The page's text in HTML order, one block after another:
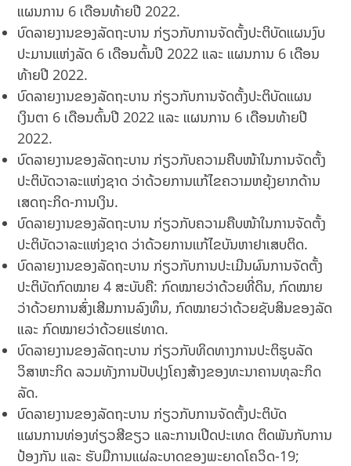
ແຜນການ 6 ເດືອນທ້າຍປີ 2022.
ບົດລາຍງານຂອງລັດຖະບານ ກ່ຽວກັບການຈັດຕັ້ງປະຕິບັດແຜນງົບ
ປະມານແຫ່ງລັດ 6 ເດືອນຕົ້ນປີ 2022 ແລະ ແຜນການ 6 ເດືອນ
ທ້າຍປີ 2022.
ບົດລາຍງານຂອງລັດຖະບານ ກ່ຽວກັບການຈັດຕັ້ງປະຕິບັດແຜນ
ເງິນຕາ 6 ເດືອນຕົ້ນປີ 2022 ແລະ ແຜນການ 6 ເດືອນທ້າຍປີ
2022.
ບົດລາຍງານຂອງລັດຖະບານ ກ່ຽວກັບຄວາມຄືບໜ້າໃນການຈັດຕັ້ງ
ປະຕິບັດວາລະແຫ່ງຊາດ ວ່າດ້ວຍການແກ້ໄຂຄວາມຫຍຸ້ງຍາກດ້ານ
ເສດຖະກິດ-ການເງິນ.
ບົດລາຍງານຂອງລັດຖະບານ ກ່ຽວກັບຄວາມຄືບໜ້າໃນການຈັດຕັ້ງ
ປະຕິບັດວາລະແຫ່ງຊາດ ວ່າດ້ວຍການແກ້ໄຂບັນຫາຢາເສບຕິດ.
ບົດລາຍງານຂອງລັດຖະບານ ກ່ຽວກັບການປະເມີນຜົນການຈັດຕັ້ງ
ປະຕິບັດກົດໝາຍ 4 ສະບັບຄື: ກົດໝາຍວ່າດ້ວຍທີ່ດິນ, ກົດໝາຍ
ວ່າດ້ວຍການສົ່ງເສີມການລົງທຶນ, ກົດໝາຍວ່າດ້ວຍຊັບສິນຂອງລັດ
ແລະ ກົດໝາຍວ່າດ້ວຍແຮ່ທາດ.
ບົດລາຍງານຂອງລັດຖະບານ ກ່ຽວກັບທິດທາງການປະຕິຮູບລັດ
ວິສາຫະກິດ ລວມທັງການປັບປຸງໂຄງສ້າງຂອງທະນາຄານທຸລະກິດ
ລັດ.
ບົດລາຍງານຂອງລັດຖະບານ ກ່ຽວກັບການຈັດຕັ້ງປະຕິບັດ
ແຜນການທ່ອງທ່ຽວສີຂຽວ ແລະການເປີດປະເທດ ຕິດພັນກັບການ
ປ້ອງກັນ ແລະ ຮັບມືການແຜ່ລະບາດຂອງພະຍາດໂຄວິດ-19;